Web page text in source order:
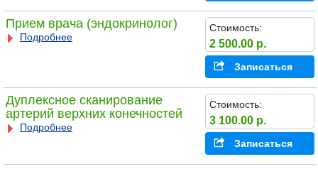
Прием врача (эндокринолог)
Подробнее
Стоимость:
2 500.00 р.
Записаться
Дуплексное сканирование
артерий верхних конечностей
Подробнее
Стоимость:
3 100.00 р.
Записаться